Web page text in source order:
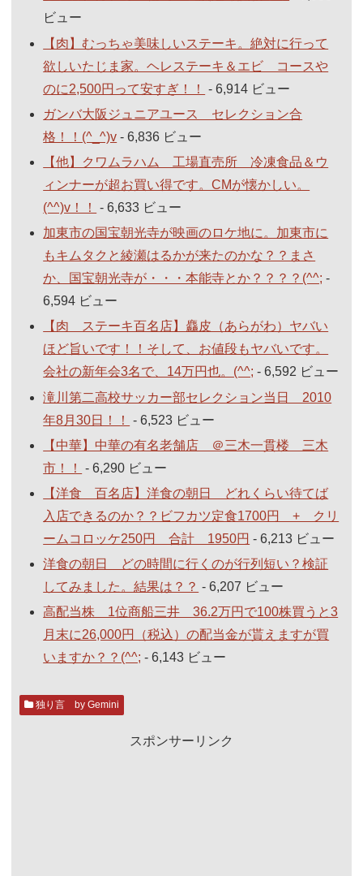
ビュー
【肉】むっちゃ美味しいステーキ。絶対に行って
欲しいたじま家。ヘレステーキ＆エビ コースや
のに2,500円って安すぎ！！
- 6,914 ビュー
ガンバ大阪ジュニアユース セレクション合
格！！(^_^)v - 6,836 ビュー
【他】クワムラハム 工場直売所 冷凍食品＆ウ
ィンナーが超お買い得です。CMが懐かしい。
(^^)v！！
- 6,633 ビュー
加東市の国宝朝光寺が映画のロケ地に。加東市に
もキムタクと綾瀬はるかが来たのかな？？まさ
か、国宝朝光寺が・・・本能寺とか？？？？(^^; -
6,594 ビュー
【肉 ステーキ百名店】麤皮（あらがわ）ヤバい
ほど旨いです！！そして、お値段もヤバいです。
会社の新年会3名で、14万円也。(^^; - 6,592 ビュー
滝川第二高校サッカー部セレクション当日 2010
年8月30日！！
- 6,523 ビュー
【中華】中華の有名老舗店 ＠三木一貫楼 三木
市！！
- 6,290 ビュー
【洋食 百名店】洋食の朝日 どれくらい待てば
入店できるのか？？ビフカツ定食1700円 + クリ
ームコロッケ250円 合計 1950円 - 6,213 ビュー
洋食の朝日 どの時間に行くのが行列短い？検証
してみました。結果は？？ - 6,207 ビュー
高配当株 1位商船三井 36.2万円で100株買うと3
月末に26,000円（税込）の配当金が貰えますが買
いますか？？(^^; - 6,143 ビュー
独り言 by Gemini
スポンサーリンク